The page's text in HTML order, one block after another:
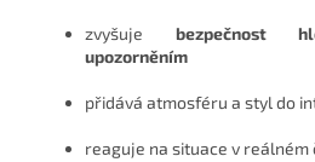
zvyšuje bezpečnost
upozorněním
přidává atmosféru a styl do
reaguje na situace v reálném